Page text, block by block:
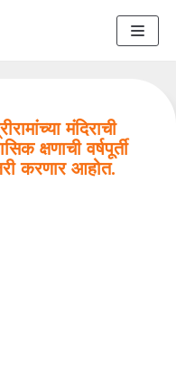
मंदिराची
क्षणाची वर्षपूर्ती
करणार आहोत.